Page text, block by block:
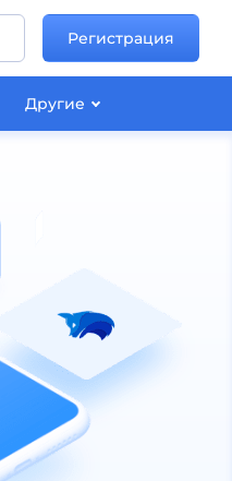
Другие
Регистрация